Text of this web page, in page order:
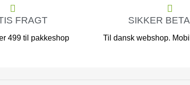
FRAGT
499 til pakkeshop
SIKKER
Til dansk webshop.